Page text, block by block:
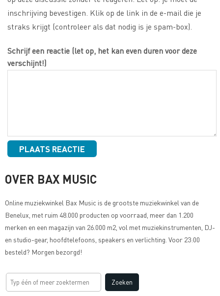
inschrijving bevestigen. Klik op de link in de e-mail die je
straks krijgt (controleer als dat nodig is je spam-box).
Schrijf een reactie (let op, het kan even duren voor deze
verschijnt!)
OVER BAX MUSIC
Online muziekwinkel Bax Music is de grootste muziekwinkel van de
Benelux, met ruim 48.000 producten op voorraad, meer dan 1.200
merken en een magazijn van 26.000 m2, vol met muziekinstrumenten, DJ-
en studio-gear, hoofdtelefoons, speakers en verlichting. Voor 23:00
besteld? Morgen bezorgd!